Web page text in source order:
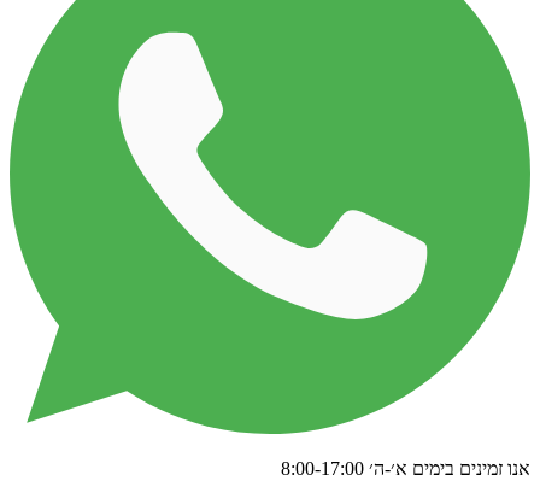
אנו זמינים בימים א׳-ה׳ 8:00-17:00